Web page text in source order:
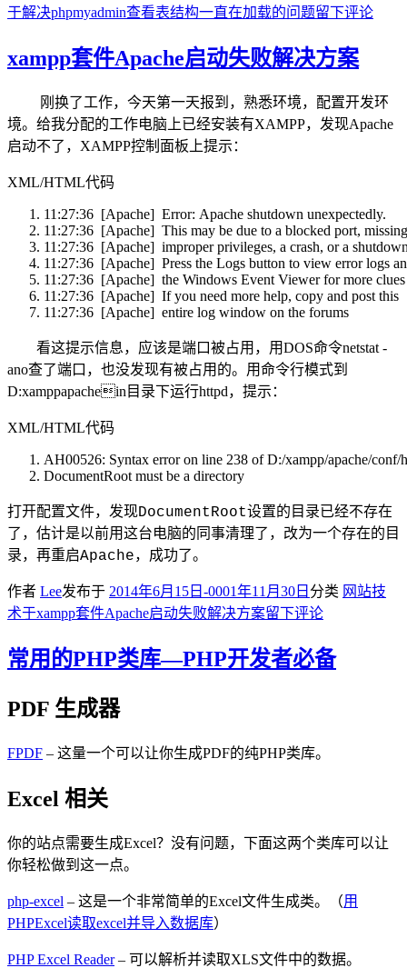
于解决phpmyadmin查看表结构一直在加载的问题留下评论
xampp套件Apache启动失败解决方案
刚换了工作，今天第一天报到，熟悉环境，配置开发环
境。给我分配的工作电脑上已经安装有XAMPP，发现Apache
启动不了，XAMPP控制面板上提示：
XML/HTML代码
11:27:36 [Apache] Error: Apache shutdown unexpectedly.
11:27:36 [Apache] This may be due to a blocked port,
11:27:36 [Apache] improper privileges, a crash, or a
11:27:36 [Apache] Press the Logs button to view error logs
11:27:36 [Apache] the Windows Event Viewer for more
11:27:36 [Apache] If you need more help, copy and post this
11:27:36 [Apache] entire log window on the forums
看这提示信息，应该是端口被占用，用DOS命令netstat -
ano查了端口，也没发现有被占用的。用命令行模式到
D:xamppapachein目录下运行httpd，提示：
XML/HTML代码
AH00526: Syntax error on line 238 of D:/xampp/apache/
DocumentRoot must be a directory
打开配置文件，发现DocumentRoot设置的目录已经不存在
了，估计是以前用这台电脑的同事清理了，改为一个存在的目
录，再重启Apache，成功了。
作者 Lee发布于 2014年6月15日 -0001年11月30日 分类 网站技
术于xampp套件Apache启动失败解决方案留下评论
常用的PHP类库—PHP开发者必备
PDF 生成器
FPDF – 这量一个可以让你生成PDF的纯PHP类库。
Excel 相关
你的站点需要生成Excel？没有问题，下面这两个类库可以让
你轻松做到这一点。
php-excel – 这是一个非常简单的Excel文件生成类。（用
PHPExcel读取excel并导入数据库）
PHP Excel Reader– 可以解析并读取XLS文件中的数据。